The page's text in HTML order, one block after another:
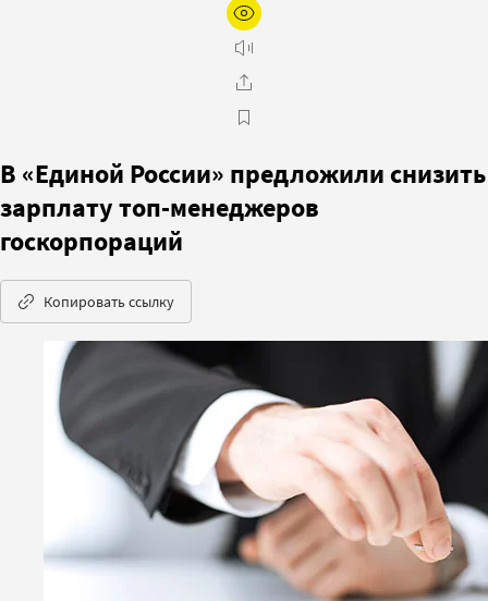
В «Единой России» предложили снизить
зарплату топ-менеджеров
госкорпораций
Копировать ссылку